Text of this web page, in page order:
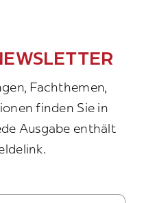
Fachthemen,
finden Sie in
Ausgabe enthält